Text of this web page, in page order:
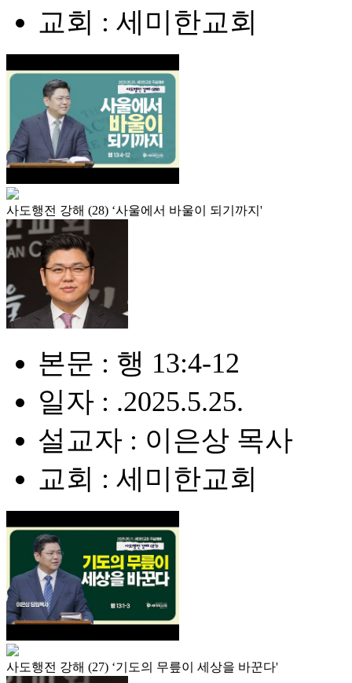
교회 : 세미한교회
사도행전 강해 (28) ‘사울에서 바울이 되기까지'
본문 : 행 13:4-12
일자 : .2025.5.25.
설교자 : 이은상 목사
교회 : 세미한교회
사도행전 강해 (27) ‘기도의 무릎이 세상을 바꾼다'